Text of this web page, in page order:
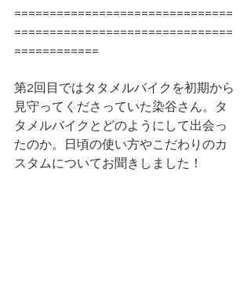
===============================
===============================
============
第2回目ではタタメルバイクを初期から
見守ってくださっていた染谷さん。タ
タメルバイクとどのようにして出会っ
たのか。日頃の使い方やこだわりのカ
スタムについてお聞きしました！